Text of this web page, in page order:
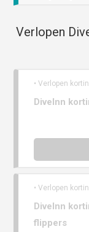
Verlopen
• Verlopen
DiveInn
• Verlopen
DiveInn
flippers